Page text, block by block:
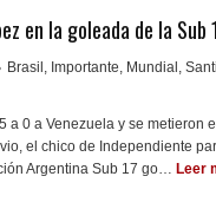
en la goleada de la Sub
Brasil , Importante, Mundial ,
a 0 a Venezuela y se metieron
el chico de Independiente
Argentina Sub 17 go… Leer